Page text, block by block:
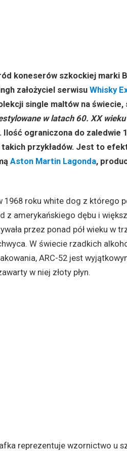
koneserów szkockiej marki
założyciel serwisu Whisky
single maltów na świecie,
w latach 60. XX
Ilość ograniczona do zaledwie
przykładów. Jest to
Aston Martin Lagonda,
1968 roku white dog z którego
z amerykańskiego dębu i
przez ponad pół wieku w
W świecie rzadkich
ARC-52 jest
w niej złoty płyn.
reprezentuje wzornictwo u